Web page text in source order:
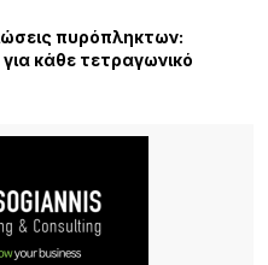
πυρόπληκτων:
κάθε τετραγωνικό
MYAGRO για
– «Η χώρα
των κυκλωμάτων»